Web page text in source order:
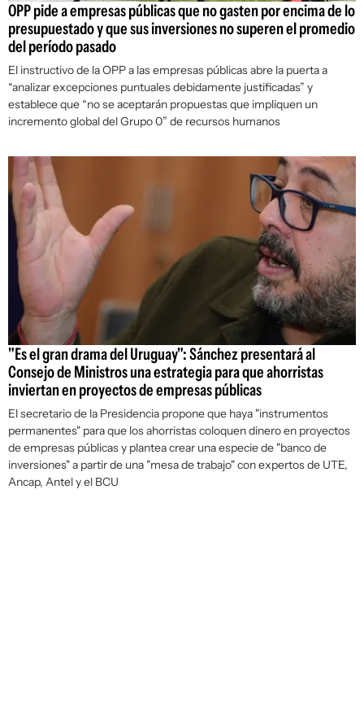
OPP pide a empresas públicas que no gasten por encima de lo
presupuestado y que sus inversiones no superen el promedio
del período pasado
El instructivo de la OPP a las empresas públicas abre la puerta a
“analizar excepciones puntuales debidamente justificadas” y
establece que “no se aceptarán propuestas que impliquen un
incremento global del Grupo 0” de recursos humanos
"Es el gran drama del Uruguay": Sánchez presentará al
Consejo de Ministros una estrategia para que ahorristas
inviertan en proyectos de empresas públicas
El secretario de la Presidencia propone que haya "instrumentos
permanentes" para que los ahorristas coloquen dinero en proyectos
de empresas públicas y plantea crear una especie de "banco de
inversiones" a partir de una "mesa de trabajo" con expertos de UTE,
Ancap, Antel y el BCU